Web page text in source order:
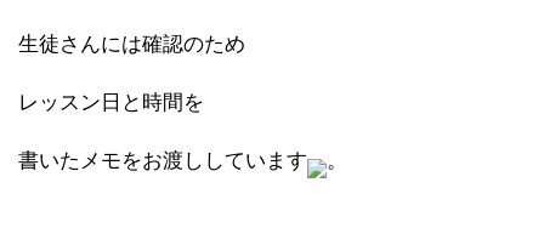
生徒さんには確認のため
レッスン日と時間を
書いたメモをお渡ししています 。